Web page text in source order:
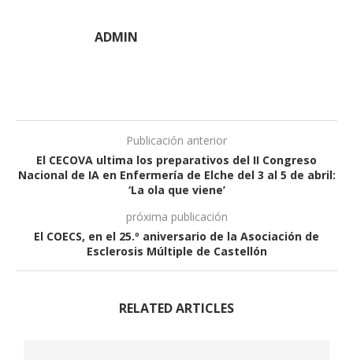
ADMIN
Publicación anterior
El CECOVA ultima los preparativos del II Congreso
Nacional de IA en Enfermería de Elche del 3 al 5 de abril:
‘La ola que viene’
próxima publicación
El COECS, en el 25.º aniversario de la Asociación de
Esclerosis Múltiple de Castellón
RELATED ARTICLES